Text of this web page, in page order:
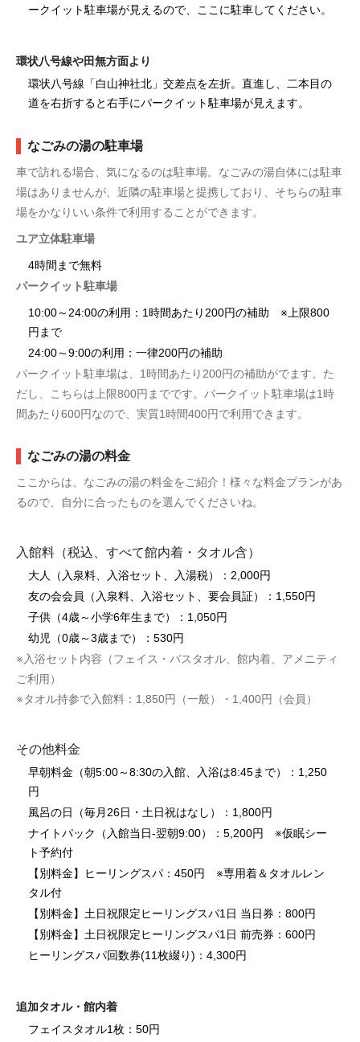
ークイット駐車場が見えるので、ここに駐車してください。
環状八号線や田無方面より
環状八号線「白山神社北」交差点を左折。直進し、二本目の
道を右折すると右手にパークイット駐車場が見えます。
なごみの湯の駐車場
車で訪れる場合、気になるのは駐車場。なごみの湯自体には駐車
場はありませんが、近隣の駐車場と提携しており、そちらの駐車
場をかなりいい条件で利用することができます。
ユア立体駐車場
4時間まで無料
パークイット駐車場
10:00～24:00の利用：1時間あたり200円の補助 ※上限800
円まで
24:00～9:00の利用：一律200円の補助
パークイット駐車場は、1時間あたり200円の補助がでます。た
だし、こちらは上限800円までです。パークイット駐車場は1時
間あたり600円なので、実質1時間400円で利用できます。
なごみの湯の料金
ここからは、なごみの湯の料金をご紹介！様々な料金プランがあ
るので、自分に合ったものを選んでくださいね。
入館料（税込、すべて館内着・タオル含）
大人（入泉料、入浴セット、入湯税）：2,000円
友の会会員（入泉料、入浴セット、要会員証）：1,550円
子供（4歳～小学6年生まで）：1,050円
幼児（0歳～3歳まで）：530円
※入浴セット内容（フェイス・バスタオル、館内着、アメニティ
ご利用）
※タオル持参で入館料：1,850円（一般）・1,400円（会員）
その他料金
早朝料金（朝5:00～8:30の入館、入浴は8:45まで）：1,250
円
風呂の日（毎月26日・土日祝はなし）：1,800円
ナイトパック（入館当日-翌朝9:00）：5,200円 ※仮眠シー
ト予約付
【別料金】ヒーリングスパ：450円 ※専用着＆タオルレン
タル付
【別料金】土日祝限定ヒーリングスパ1日 当日券：800円
【別料金】土日祝限定ヒーリングスパ1日 前売券：600円
ヒーリングスパ回数券(11枚綴り)：4,300円
追加タオル・館内着
フェイスタオル1枚：50円